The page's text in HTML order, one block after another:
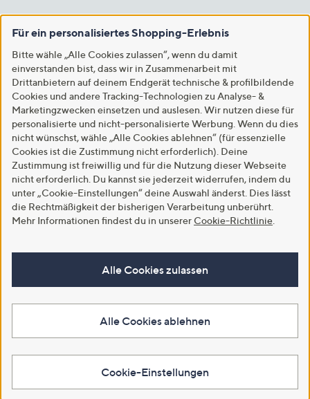
Für ein personalisiertes Shopping-Erlebnis
Bitte wähle „Alle Cookies zulassen“, wenn du damit
einverstanden bist, dass wir in Zusammenarbeit mit
Drittanbietern auf deinem Endgerät technische & profilbildende
Cookies und andere Tracking-Technologien zu Analyse- &
Marketingzwecken einsetzen und auslesen. Wir nutzen diese für
personalisierte und nicht-personalisierte Werbung. Wenn du dies
nicht wünschst, wähle „Alle Cookies ablehnen“ (für essenzielle
Cookies ist die Zustimmung nicht erforderlich). Deine
Zustimmung ist freiwillig und für die Nutzung dieser Webseite
nicht erforderlich. Du kannst sie jederzeit widerrufen, indem du
unter „Cookie-Einstellungen“ deine Auswahl änderst. Dies lässt
die Rechtmäßigkeit der bisherigen Verarbeitung unberührt.
Mehr Informationen findest du in unserer Cookie-Richtlinie
Alle Cookies zulassen
Alle Cookies ablehnen
Cookie-Einstellungen